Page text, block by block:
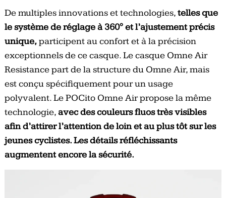
De multiples innovations et technologies,telles que
le système de réglage à 360° et l’ajustement précis
unique,participent au confort et à la précision
exceptionnels de ce casque. Le casque Omne Air
Resistance part de la structure du Omne Air, mais
est conçu spécifiquement pour un usage
polyvalent. Le POCito Omne Air propose la même
technologie,avec des couleurs fluos très visibles
afin d’attirer l’attention de loin et au plus tôt sur les
jeunes cyclistes. Les détails réfléchissants
augmentent encore la sécurité.